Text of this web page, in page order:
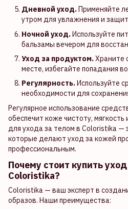
Дневной уход.Применяйте
утром для увлажнения и
Ночной уход.Используйте
бальзамы вечером для
Уход за продуктом.Храните
месте, избегайте попадания
Регулярность. Используйте
необходимости для
Регулярное использование
обеспечит коже чистоту,
для ухода за телом в Coloristika —
которые делают уход за кожей
профессиональным.
Почему стоит купить
Coloristika?
Coloristika — ваш эксперт в
образов. Наши преимущества: